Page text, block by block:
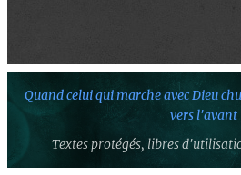
Quand celui qui marche avec Dieu
vers l'avant
Textes protégés, libres